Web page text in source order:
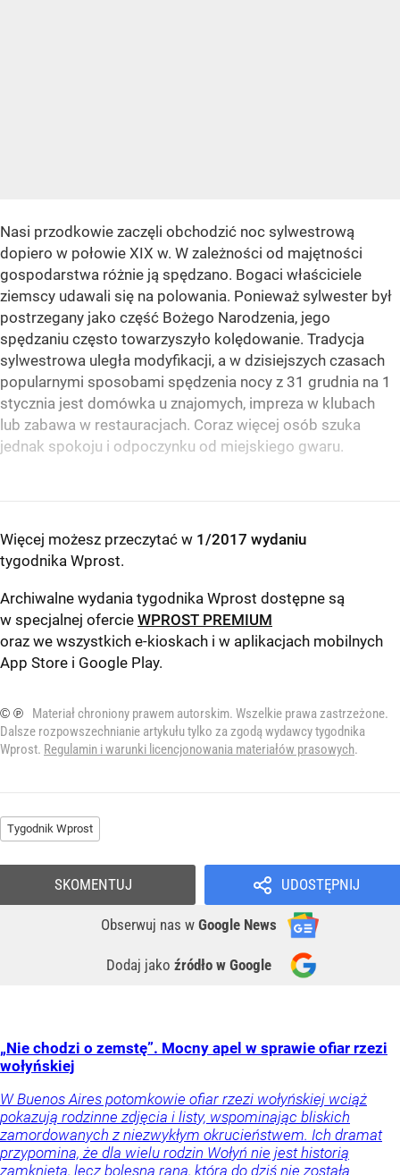
Nasi przodkowie zaczęli obchodzić noc sylwestrową
dopiero w połowie XIX w. W zależności od majętności
gospodarstwa różnie ją spędzano. Bogaci właściciele
ziemscy udawali się na polowania. Ponieważ sylwester był
postrzegany jako część Bożego Narodzenia, jego
spędzaniu często towarzyszyło kolędowanie. Tradycja
sylwestrowa uległa modyfikacji, a w dzisiejszych czasach
popularnymi sposobami spędzenia nocy z 31 grudnia na 1
stycznia jest domówka u znajomych, impreza w klubach
lub zabawa w restauracjach. Coraz więcej osób szuka
jednak spokoju i odpoczynku od miejskiego gwaru.
Więcej możesz przeczytać w 1/2017 wydaniu
tygodnika Wprost.
Archiwalne wydania tygodnika Wprost dostępne są
w specjalnej ofercie WPROST PREMIUM
oraz we wszystkich e-kioskach i w aplikacjach mobilnych
App Store i Google Play.
© ℗
Materiał chroniony prawem autorskim. Wszelkie prawa zastrzeżone.
Dalsze rozpowszechnianie artykułu tylko za zgodą wydawcy tygodnika
Wprost. Regulamin i warunki licencjonowania materiałów prasowych.
Tygodnik Wprost
UDOSTĘPNIJ
Obserwuj nas w Google News
Dodaj jako źródło w Google
SKOMENTUJ
„Nie chodzi o zemstę”. Mocny apel w sprawie ofiar rzezi
wołyńskiej
W Buenos Aires potomkowie ofiar rzezi wołyńskiej wciąż
pokazują rodzinne zdjęcia i listy, wspominając bliskich
zamordowanych z niezwykłym okrucieństwem. Ich dramat
przypomina, że dla wielu rodzin Wołyń nie jest historią
zamkniętą, lecz bolesną raną, która do dziś nie została